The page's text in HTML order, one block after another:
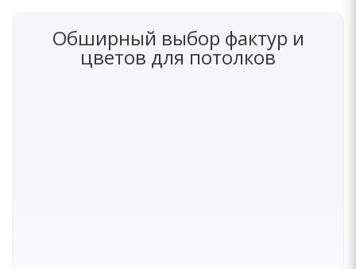
Обширный выбор фактур и
цветов для потолков